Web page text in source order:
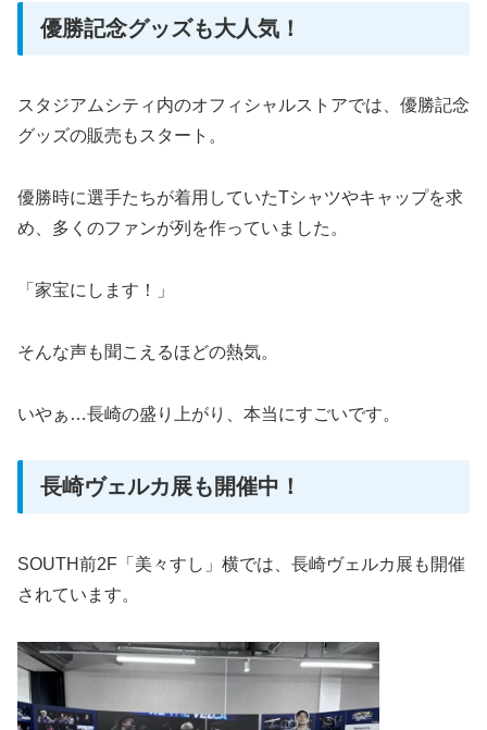
優勝記念グッズも大人気！
スタジアムシティ内のオフィシャルストアでは、優勝記念
グッズの販売もスタート。
優勝時に選手たちが着用していたTシャツやキャップを求
め、多くのファンが列を作っていました。
「家宝にします！」
そんな声も聞こえるほどの熱気。
いやぁ…長崎の盛り上がり、本当にすごいです。
長崎ヴェルカ展も開催中！
SOUTH前2F「美々すし」横では、長崎ヴェルカ展も開催
されています。